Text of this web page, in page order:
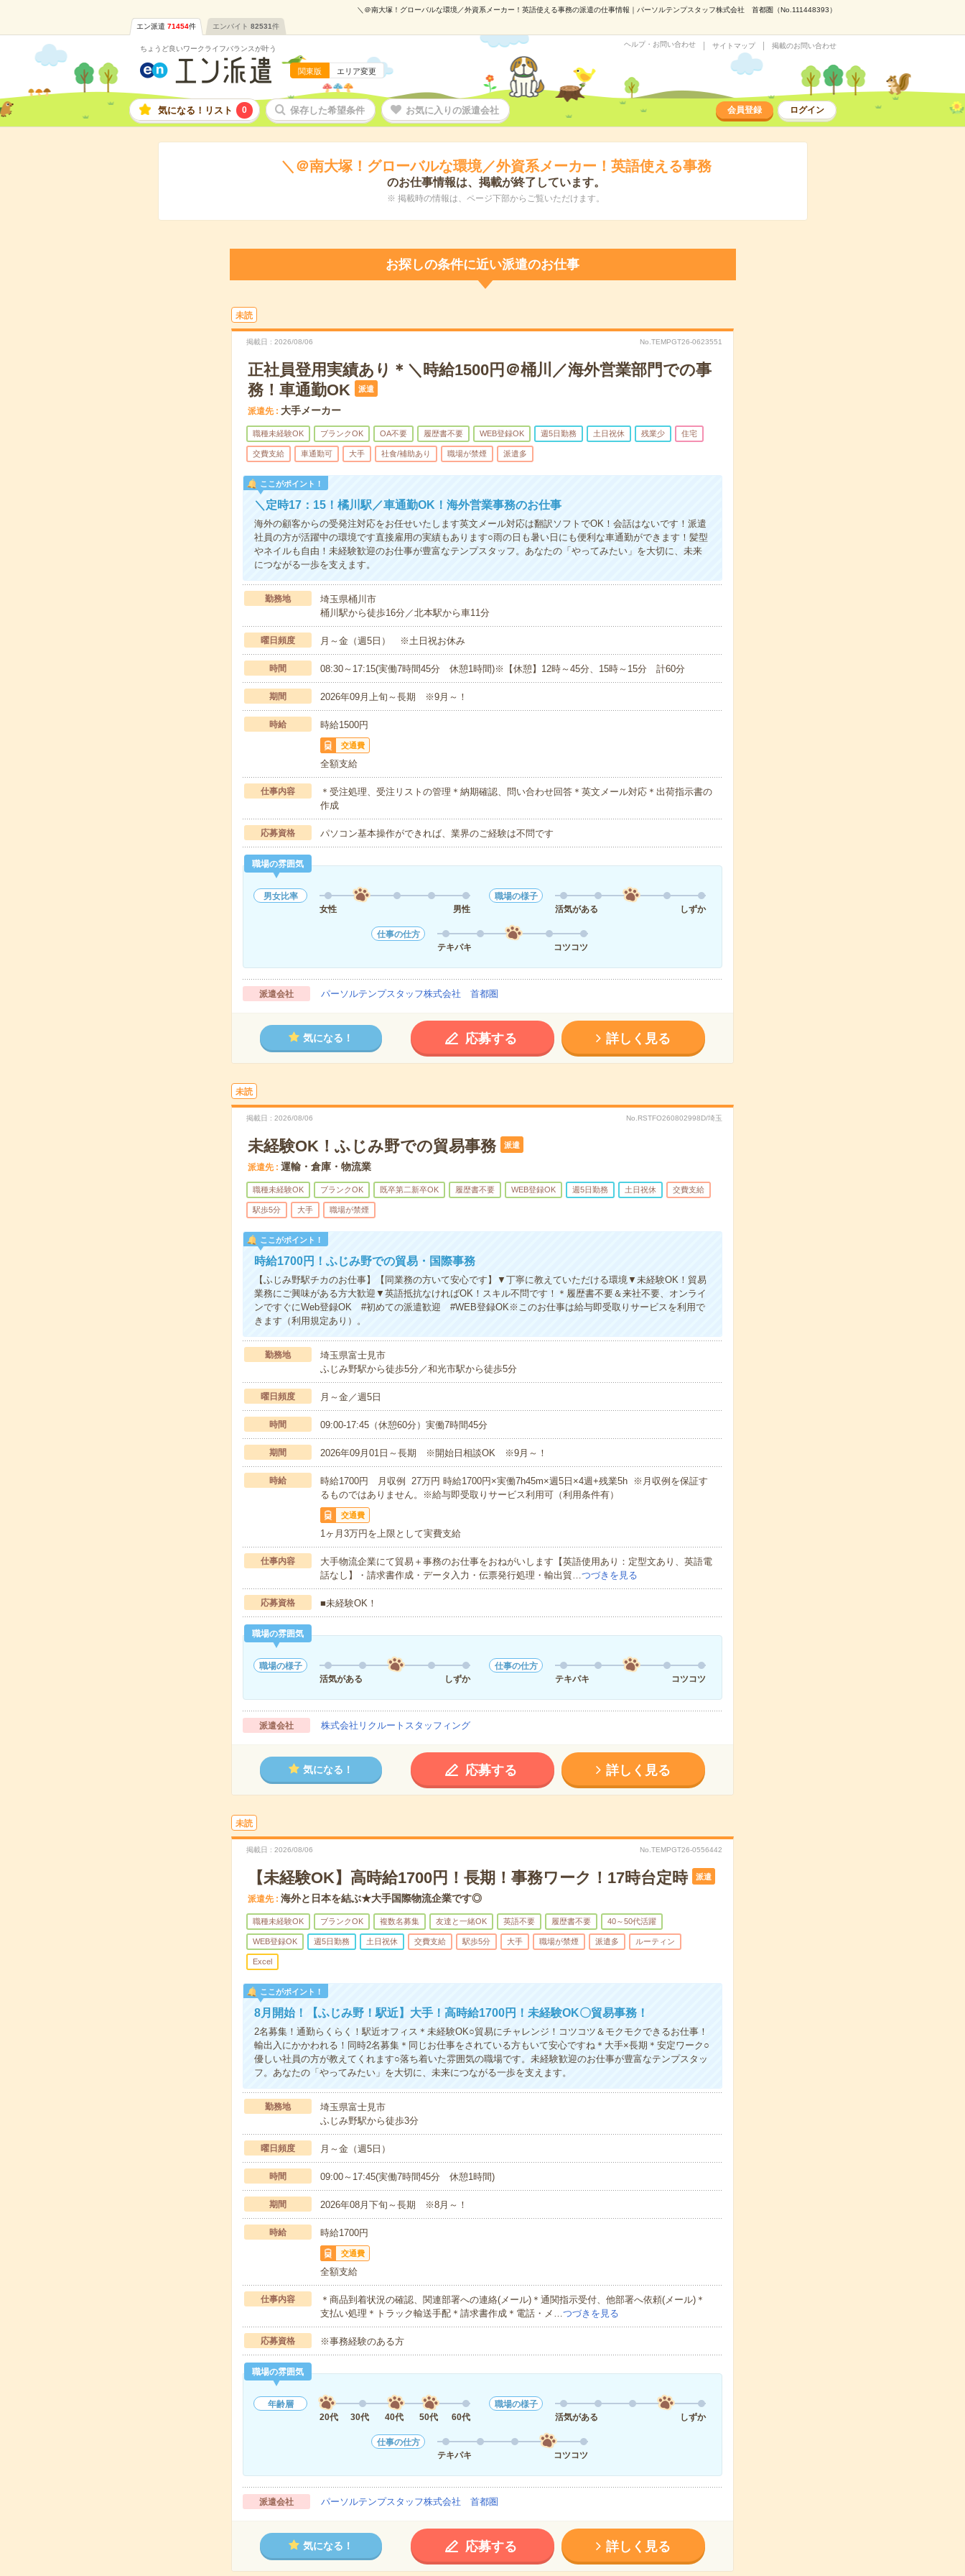
＼＠南大塚！グローバルな環境／外資系メーカー！英語使える事務の派遣の仕事情報｜パーソルテンプスタッフ株式会社 首都圏（No.111448393）
エン派遣 71454件 エンバイト 82531件
ちょうど良いワークライフバランスが叶う
関東版 エリア変更
ヘルプ・お問い合わせ サイトマップ 掲載のお問い合わせ
気になる！リスト 0 保存した希望条件 お気に入りの派遣会社 会員登録 ログイン
＼＠南大塚！グローバルな環境／外資系メーカー！英語使える事務
のお仕事情報は、掲載が終了しています。
※ 掲載時の情報は、ページ下部からご覧いただけます。
お探しの条件に近い派遣のお仕事
未読
掲載日 2026/08/06 No.TEMPGT26-0623551
正社員登用実績あり＊＼時給1500円＠桶川／海外営業部門での事
務！車通勤OK
派遣
派遣先 大手メーカー
職種未経験OK ブランクOK OA不要 履歴書不要 WEB登録OK 週5日勤務 土日祝休 残業少 住宅
交費支給 車通勤可 大手 社食/補助あり 職場が禁煙 派遣多
ここがポイント！
＼定時17：15！橘川駅／車通勤OK！海外営業事務のお仕事
海外の顧客からの受発注対応をお任せいたします英文メール対応は翻訳ソフトでOK！会話はないです！派遣
社員の方が活躍中の環境です直接雇用の実績もあります○雨の日も暑い日にも便利な車通勤ができます！髪型
やネイルも自由！未経験歓迎のお仕事が豊富なテンプスタッフ。あなたの「やってみたい」を大切に、未来
につながる一歩を支えます。
勤務地
埼玉県桶川市
桶川駅から徒歩16分／北本駅から車11分
曜日頻度 月～金（週5日） ※土日祝お休み
時間 08:30～17:15(実働7時間45分 休憩1時間)※【休憩】12時～45分、15時～15分 計60分
期間 2026年09月上旬～長期 ※9月～！
時給 時給1500円
交通費
全額支給
仕事内容
＊受注処理、受注リストの管理＊納期確認、問い合わせ回答＊英文メール対応＊出荷指示書の
作成
応募資格 パソコン基本操作ができれば、業界のご経験は不問です
職場の雰囲気
男女比率
女性
男性
職場の様子
活気がある
しずか
仕事の仕方
テキパキ
コツコツ
派遣会社 パーソルテンプスタッフ株式会社 首都圏
気になる！ 応募する 詳しく見る
未読
掲載日 2026/08/06 No.RSTFO260802998D/埼玉
未経験OK！ふじみ野での貿易事務 派遣
派遣先 運輸・倉庫・物流業
職種未経験OK ブランクOK 既卒第二新卒OK 履歴書不要 WEB登録OK 週5日勤務 土日祝休 交費支給
駅歩5分 大手 職場が禁煙
ここがポイント！
時給1700円！ふじみ野での貿易・国際事務
【ふじみ野駅チカのお仕事】【同業務の方いて安心です】▼丁寧に教えていただける環境▼未経験OK！貿易
業務にご興味がある方大歓迎▼英語抵抗なければOK！スキル不問です！＊履歴書不要＆来社不要、オンライ
ンですぐにWeb登録OK #初めての派遣歓迎 #WEB登録OK※このお仕事は給与即受取りサービスを利用で
きます（利用規定あり）。
勤務地
埼玉県富士見市
ふじみ野駅から徒歩5分／和光市駅から徒歩5分
曜日頻度 月～金／週5日
時間 09:00-17:45（休憩60分）実働7時間45分
期間 2026年09月01日～長期 ※開始日相談OK ※9月～！
時給
時給1700円 月収例 27万円 時給1700円×実働7h45m×週5日×4週+残業5h ※月収例を保証す
るものではありません。※給与即受取りサービス利用可（利用条件有）
交通費
1ヶ月3万円を上限として実費支給
仕事内容
大手物流企業にて貿易＋事務のお仕事をおねがいします【英語使用あり：定型文あり、英語電
話なし】・請求書作成・データ入力・伝票発行処理・輸出貿…つづきを見る
応募資格 ■未経験OK！
職場の雰囲気
職場の様子
活気がある
しずか
仕事の仕方
テキパキ
コツコツ
派遣会社 株式会社リクルートスタッフィング
気になる！ 応募する 詳しく見る
未読
掲載日 2026/08/06 No.TEMPGT26-0556442
【未経験OK】高時給1700円！長期！事務ワーク！17時台定時 派遣
派遣先 海外と日本を結ぶ★大手国際物流企業です◎
職種未経験OK ブランクOK 複数名募集 友達と一緒OK 英語不要 履歴書不要 40～50代活躍
WEB登録OK 週5日勤務 土日祝休 交費支給 駅歩5分 大手 職場が禁煙 派遣多 ルーティン
Excel
ここがポイント！
8月開始！【ふじみ野！駅近】大手！高時給1700円！未経験OK〇貿易事務！
2名募集！通勤らくらく！駅近オフィス＊未経験OK○貿易にチャレンジ！コツコツ＆モクモクできるお仕事！
輸出入にかかわれる！同時2名募集＊同じお仕事をされている方もいて安心ですね＊大手×長期＊安定ワーク○
優しい社員の方が教えてくれます○落ち着いた雰囲気の職場です。未経験歓迎のお仕事が豊富なテンプスタッ
フ。あなたの「やってみたい」を大切に、未来につながる一歩を支えます。
勤務地
埼玉県富士見市
ふじみ野駅から徒歩3分
曜日頻度 月～金（週5日）
時間 09:00～17:45(実働7時間45分 休憩1時間)
期間 2026年08月下旬～長期 ※8月～！
時給 時給1700円
交通費
全額支給
仕事内容
＊商品到着状況の確認、関連部署への連絡(メール)＊通関指示受付、他部署へ依頼(メール)＊
支払い処理＊トラック輸送手配＊請求書作成＊電話・メ…つづきを見る
応募資格 ※事務経験のある方
職場の雰囲気
年齢層
20代
30代 40代 50代 60代
職場の様子
活気がある
しずか
仕事の仕方
テキパキ
コツコツ
派遣会社 パーソルテンプスタッフ株式会社 首都圏
気になる！ 応募する 詳しく見る